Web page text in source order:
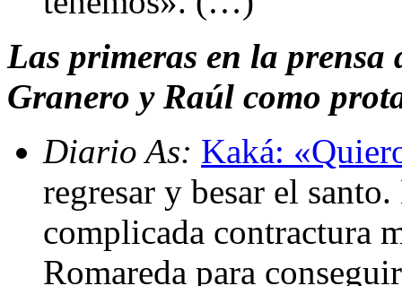
Las primeras en la
Granero y Raúl como
Diario As: Kaká:
regresar y besar el
complicada contractura
Romareda para